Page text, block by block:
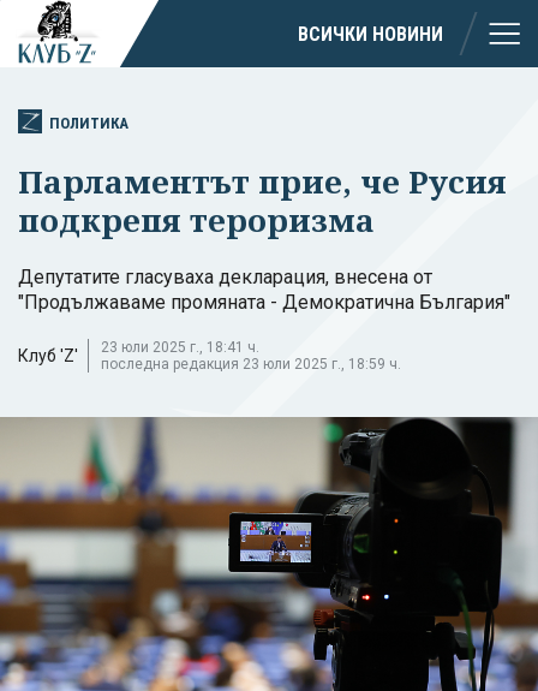
ВСИЧКИ НОВИНИ
ПОЛИТИКА
Парламентът прие, че Русия
подкрепя тероризма
Депутатите гласуваха декларация, внесена от
"Продължаваме промяната - Демократична България"
Клуб 'Z'
23 юли 2025 г., 18:41 ч.
последна редакция 23 юли 2025 г., 18:59 ч.